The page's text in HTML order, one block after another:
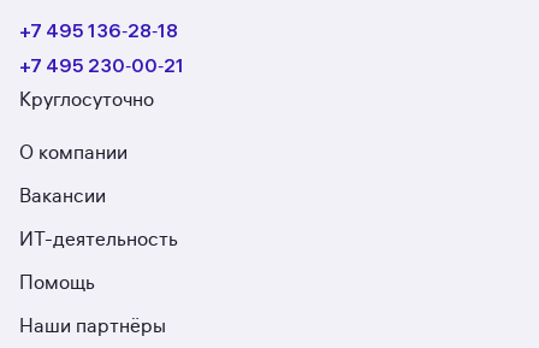
+7 495 136‑28‑18
+7 495 230‑00‑21
Круглосуточно
О компании
Вакансии
ИТ-деятельность
Помощь
Наши партнёры